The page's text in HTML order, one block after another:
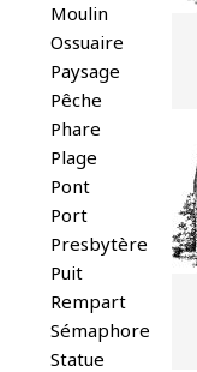
Moulin
Ossuaire
Paysage
Pêche
Phare
Plage
Pont
Port
Presbytère
Puit
Rempart
Sémaphore
Statue